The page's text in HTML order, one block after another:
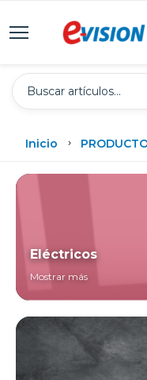
Inicio
Eléctricos
Mostrar más